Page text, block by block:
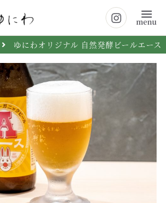
menu
ゆにわオリジナル 自然発酵ビールエー